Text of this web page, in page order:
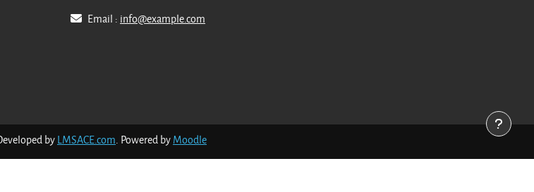
Email : info@example.com
byLMSACE.com. Powered byMoodle